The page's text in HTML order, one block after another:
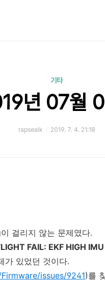
기타
년 07월
rapsealk 2019. 7. 4. 21:18
걸리지 않는 문제였다.
FAIL: EKF HIGH
가 있었던 것이다.
issues/9241)를